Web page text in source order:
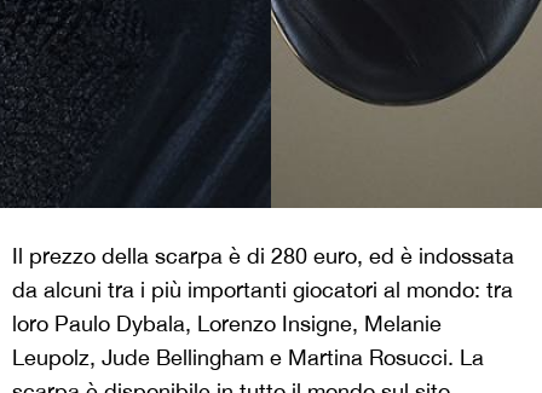
Il prezzo della scarpa è di 280 euro, ed è indossata
da alcuni tra i più importanti giocatori al mondo: tra
loro Paulo Dybala, Lorenzo Insigne, Melanie
Leupolz, Jude Bellingham e Martina Rosucci. La